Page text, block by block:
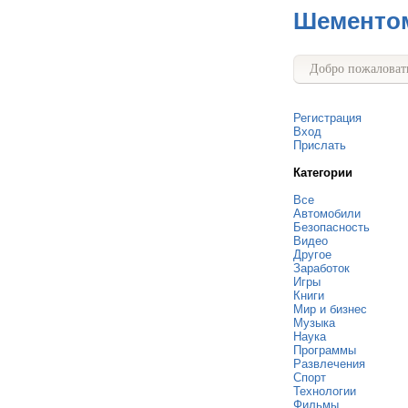
Добро
Регистрация
Вход
Прислать
Категории
Все
Автомобили
Безопасность
Видео
Другое
Заработок
Игры
Книги
Мир и бизнес
Музыка
Наука
Программы
Развлечения
Спорт
Технологии
Фильмы